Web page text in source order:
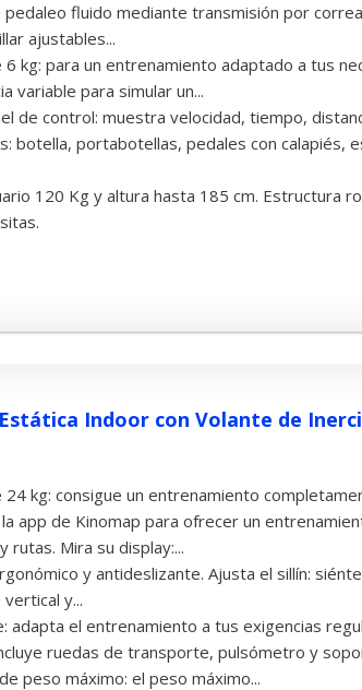
fluido mediante transmisión por
ajustables...
kg: para un entrenamiento adaptado a tus
variable para simular un...
de control: muestra velocidad, tiempo,
botella, portabotellas, pedales con calapiés,
120 Kg y altura hasta 185 cm. Estructura
Indoor con Volante de
24 kg: consigue un entrenamiento
app de Kinomap para ofrecer un
rutas. Mira su display:...
y antideslizante. Ajusta el sillín:
y...
adapta el entrenamiento a tus exigencias
ruedas de transporte, pulsómetro y
peso máximo: el peso máximo...